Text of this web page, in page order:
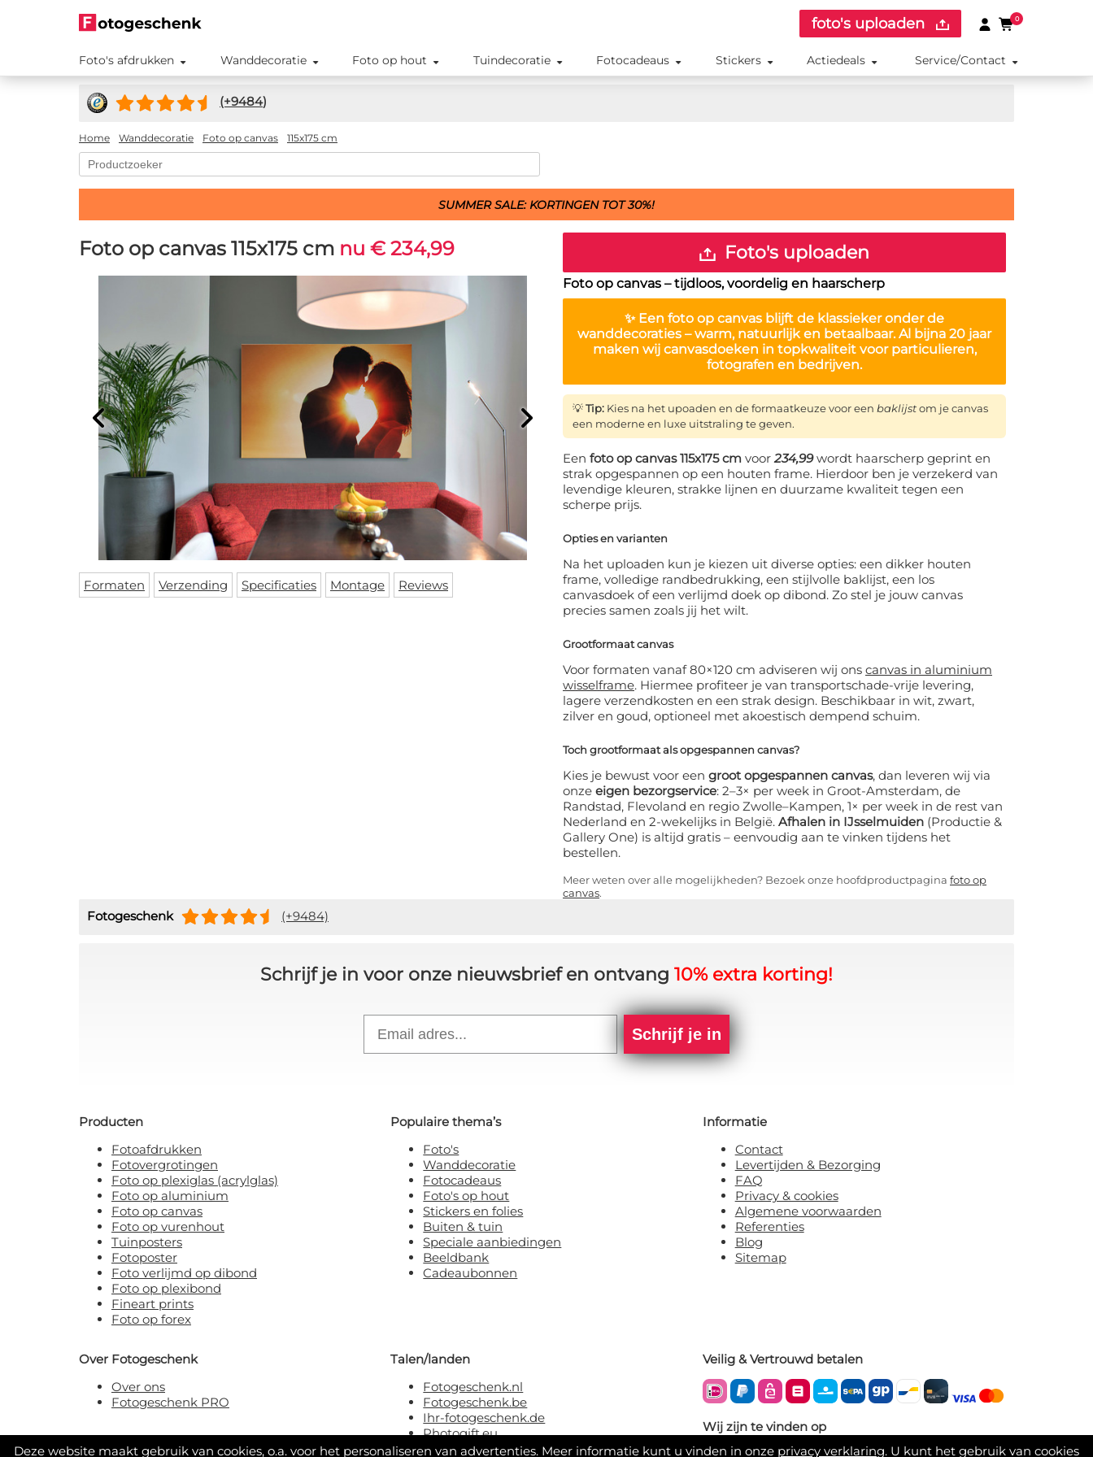
Deze website maakt gebruik van cookies, o.a. voor het personaliseren van advertenties. Meer informatie kunt u vinden in onze privacy verklaring. U kunt het gebruik van cookies
foto's uploaden 0
Foto's afdrukken Wanddecoratie Foto op hout Tuindecoratie Fotocadeaus Stickers Actiedeals Service/Contact
(+9484)
Home Wanddecoratie Foto op canvas 115x175 cm
SUMMER SALE: KORTINGEN TOT 30%!
Foto op canvas 115x175 cm nu € 234,99
Formaten Verzending Specificaties Montage Reviews
Foto's uploaden
Foto op canvas – tijdloos, voordelig en haarscherp
✨ Een foto op canvas blijft de klassieker onder de
wanddecoraties – warm, natuurlijk en betaalbaar. Al bijna 20 jaar
maken wij canvasdoeken in topkwaliteit voor particulieren,
fotografen en bedrijven.
💡Tip: Kies na het upoaden en de formaatkeuze voor een baklijstom je canvas
een moderne en luxe uitstraling te geven.
Een foto op canvas 115x175 cm voor234,99wordt haarscherp geprint en
strak opgespannen op een houten frame. Hierdoor ben je verzekerd van
levendige kleuren, strakke lijnen en duurzame kwaliteit tegen een
scherpe prijs.
Opties en varianten
Na het uploaden kun je kiezen uit diverse opties: een dikker houten
frame, volledige randbedrukking, een stijlvolle baklijst, een los
canvasdoek of een verlijmd doek op dibond. Zo stel je jouw canvas
precies samen zoals jij het wilt.
Grootformaat canvas
Voor formaten vanaf 80×120 cm adviseren wij ons canvas in aluminium
wisselframe. Hiermee profiteer je van transportschade-vrije levering,
lagere verzendkosten en een strak design. Beschikbaar in wit, zwart,
zilver en goud, optioneel met akoestisch dempend schuim.
Toch grootformaat als opgespannen canvas?
Kies je bewust voor een groot opgespannen canvas, dan leveren wij via
onze eigen bezorgservice: 2–3× per week in Groot-Amsterdam, de
Randstad, Flevoland en regio Zwolle–Kampen, 1× per week in de rest van
Nederland en 2-wekelijks in België. Afhalen in IJsselmuiden (Productie &
Gallery One) is altijd gratis – eenvoudig aan te vinken tijdens het
bestellen.
Meer weten over alle mogelijkheden? Bezoek onze hoofdproductpagina foto op
canvas.
Fotogeschenk (+9484)
Schrijf je in voor onze nieuwsbrief en ontvang 10% extra korting!
Schrijf je in
Producten
Fotoafdrukken
Fotovergrotingen
Foto op plexiglas (acrylglas)
Foto op aluminium
Foto op canvas
Foto op vurenhout
Tuinposters
Fotoposter
Foto verlijmd op dibond
Foto op plexibond
Fineart prints
Foto op forex
Populaire thema’s
Foto's
Wanddecoratie
Fotocadeaus
Foto's op hout
Stickers en folies
Buiten & tuin
Speciale aanbiedingen
Beeldbank
Cadeaubonnen
Informatie
Contact
Levertijden & Bezorging
FAQ
Privacy & cookies
Algemene voorwaarden
Referenties
Blog
Sitemap
Over Fotogeschenk
Over ons
Fotogeschenk PRO
Talen/landen
Fotogeschenk.nl
Fotogeschenk.be
Ihr-fotogeschenk.de
Photogift.eu
Veilig & Vertrouwd betalen
Wij zijn te vinden op